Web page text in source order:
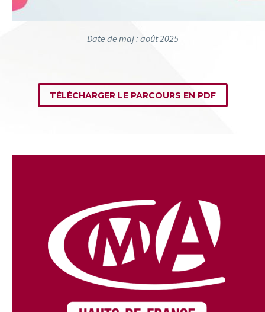
Date de maj : août 2025
TÉLÉCHARGER LE PARCOURS EN PDF